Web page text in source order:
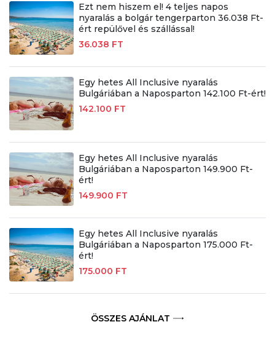
Ezt nem hiszem el! 4 teljes napos
nyaralás a bolgár tengerparton 36.038 Ft-
ért repülővel és szállással!
36.038 FT
Egy hetes All Inclusive nyaralás
Bulgáriában a Naposparton 142.100 Ft-ért!
142.100 FT
Egy hetes All Inclusive nyaralás
Bulgáriában a Naposparton 149.900 Ft-
ért!
149.900 FT
Egy hetes All Inclusive nyaralás
Bulgáriában a Naposparton 175.000 Ft-
ért!
175.000 FT
ÖSSZES AJÁNLAT